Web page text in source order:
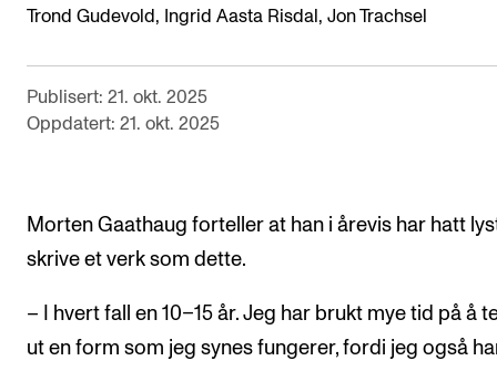
KONSERTER OG ARRANGEMENTER
Arrangementer for ansatte
Låne utstyr – lyd, lys og video
Konsertopptak
ORGANISASJON
Trond Gudevold, Ingrid Aasta Risdal, Jon Trachsel
Publisert: 21. okt. 2025
Oppdatert: 21. okt. 2025
Morten Gaathaug forteller at han i årevis har hatt
skrive et verk som dette.
– I hvert fall en 10–15 år. Jeg har brukt mye tid på å
ut en form som jeg synes fungerer, fordi jeg også